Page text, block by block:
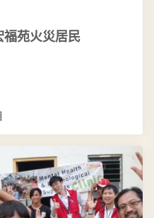
苑火災居民